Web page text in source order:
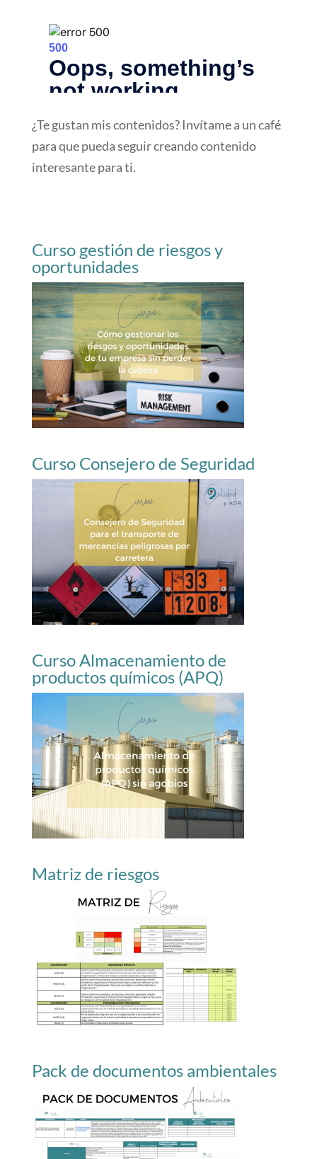
¿Te gustan mis contenidos? Invítame a un café
para que pueda seguir creando contenido
interesante para ti.
Curso gestión de riesgos y
oportunidades
Curso Consejero de Seguridad
Curso Almacenamiento de
productos químicos (APQ)
Matriz de riesgos
Pack de documentos ambientales